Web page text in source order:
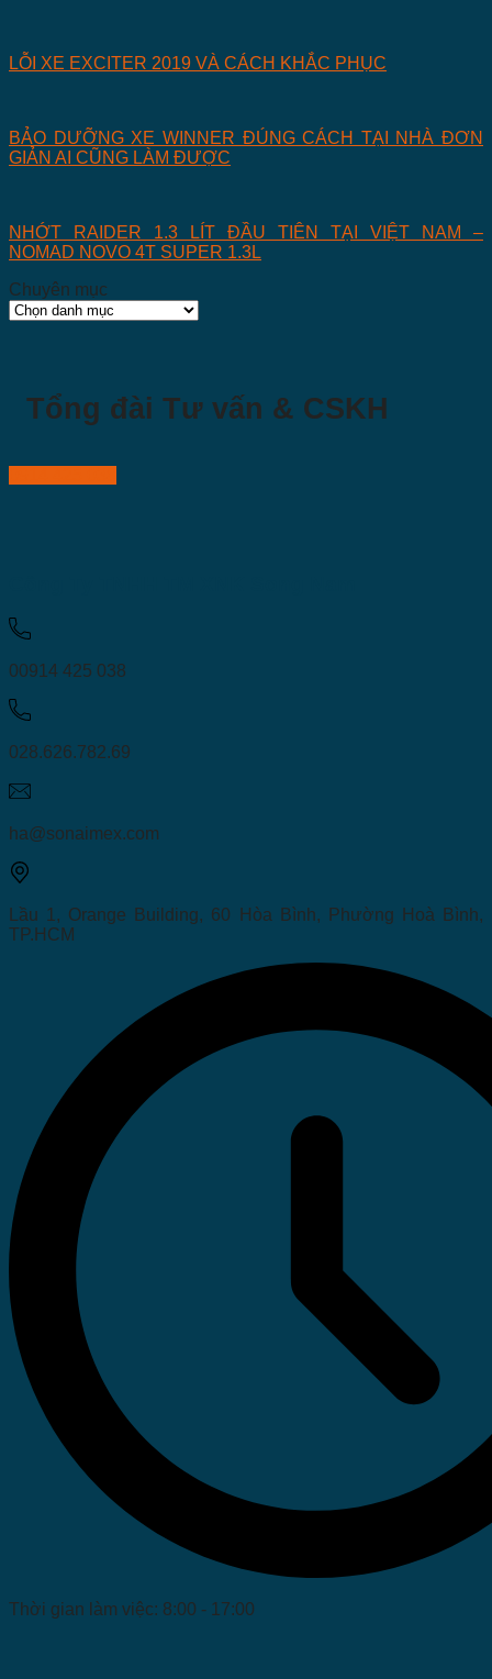
LỖI XE EXCITER 2019 VÀ CÁCH KHẮC PHỤC
BẢO DƯỠNG XE WINNER ĐÚNG CÁCH TẠI NHÀ ĐƠN
GIẢN AI CŨNG LÀM ĐƯỢC
NHỚT RAIDER 1.3 LÍT ĐẦU TIÊN TẠI VIỆT NAM –
NOMAD NOVO 4T SUPER 1.3L
Chuyên mục
Chuyên
Tổng đài Tư vấn & CSKH
00914 425 038
028.626.782.69
ha@sonaimex.com
Lầu 1, Orange Building, 60 Hòa Bình, Phường Hoà Bình,
TP.HCM
Thời gian làm việc: 8:00 - 17:00